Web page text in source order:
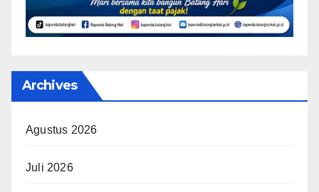
Archives
Agustus 2026
Juli 2026